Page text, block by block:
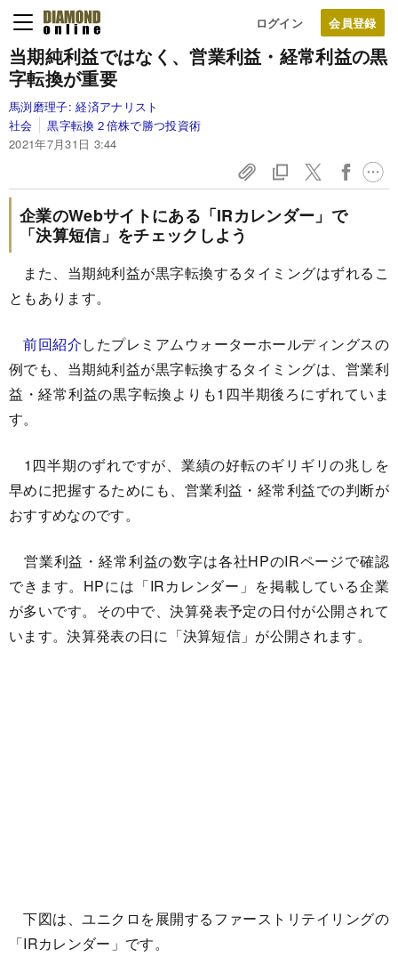
ログイン
当期純利益ではなく、営業利益・経常利益の黒
字転換が重要
馬渕磨理子:経済アナリスト
社会
黒字転換２倍株で勝つ投資術
2021年7月31日 3:44
企業のWebサイトにある「IRカレンダー」で
「決算短信」をチェックしよう
また、当期純利益が黒字転換するタイミングはずれるこ
ともあります。
前回紹介したプレミアムウォーターホールディングスの
例でも、当期純利益が黒字転換するタイミングは、営業利
益・経常利益の黒字転換よりも1四半期後ろにずれていま
す。
1四半期のずれですが、業績の好転のギリギリの兆しを
早めに把握するためにも、営業利益・経常利益での判断が
おすすめなのです。
営業利益・経常利益の数字は各社HPのIRページで確認
できます。HPには「IRカレンダー」を掲載している企業
が多いです。その中で、決算発表予定の日付が公開されて
います。決算発表の日に「決算短信」が公開されます。
下図は、ユニクロを展開するファーストリテイリングの
「IRカレンダー」です。